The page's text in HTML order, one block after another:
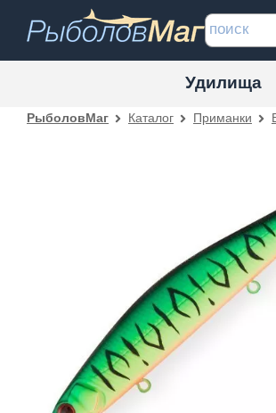
Удилища
РыболовМаг Каталог Приманки